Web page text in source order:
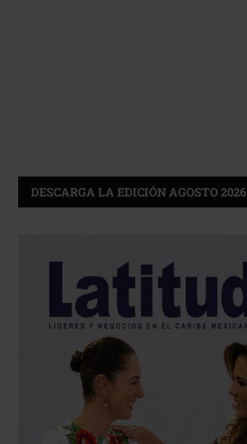
DESCARGA LA EDICIÓN AGOSTO 2026